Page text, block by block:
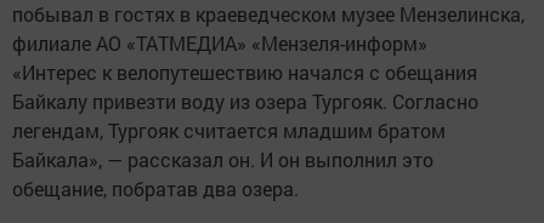
побывал в гостях в краеведческом музее Мензелинска,
филиале АО «ТАТМЕДИА» «Мензеля-информ»
«Интерес к велопутешествию начался с обещания
Байкалу привезти воду из озера Тургояк. Согласно
легендам, Тургояк считается младшим братом
Байкала», — рассказал он. И он выполнил это
обещание, побратав два озера.